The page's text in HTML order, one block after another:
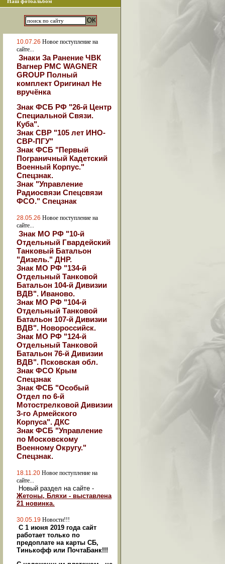
Наш фотоальбом
10.07.26 Новое поступление на
сайте...
Знаки За Ранение ЧВК
Вагнер РМС WAGNER
GROUP Полный
комплект Оригинал Не
вручёнка
Знак ФСБ РФ "26-й Центр
Специальной Связи.
Куба".
Знак СВР "105 лет ИНО-
СВР-ПГУ"
Знак ФСБ "Первый
Пограничный Кадетский
Военный Корпус."
Спецзнак.
Знак "Управление
Радиосвязи Спецсвязи
ФСО." Спецзнак
28.05.26 Новое поступление на
сайте...
Знак МО РФ "10-й
Отдельный Гвардейский
Танковый Батальон
"Дизель." ДНР.
Знак МО РФ "134-й
Отдельный Танковой
Батальон 104-й Дивизии
ВДВ". Иваново.
Знак МО РФ "104-й
Отдельный Танковой
Батальон 107-й Дивизии
ВДВ". Новороссийск.
Знак МО РФ "124-й
Отдельный Танковой
Батальон 76-й Дивизии
ВДВ". Псковская обл.
Знак ФСО Крым
Спецзнак
Знак ФСБ "Особый
Отдел по 6-й
Мотострелковой Дивизии
3-го Армейского
Корпуса". ДКС
Знак ФСБ "Управление
по Московскому
Военному Округу."
Спецзнак.
18.11.20 Новое поступление на
сайте...
Новый раздел на сайте -
Жетоны, Бляхи - выставлена
21 новинка.
30.05.19 Новости!!!
С 1 июня 2019 года сайт
работает только по
предоплате на карты СБ,
Тинькофф или ПочтаБанк!!!